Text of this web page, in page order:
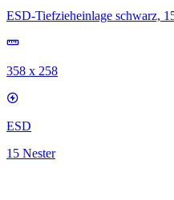
ESD-Tiefzieheinlage schwarz,
358 x 258
ESD
15 Nester